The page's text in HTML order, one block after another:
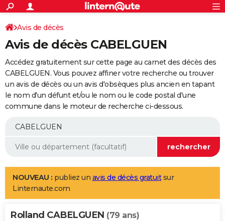
ACTUALITÉS
Politique
Société
Faits Divers
Education
Monde
Villes
+
SPORT
Coupe du monde 2026
Football
Tennis
Cyclisme
Rugby
Forum
Programme TV
TNT
Streaming
Cinéma
Sorties cinéma
Musique
+
FINANCE
Impôts
Immobilier
Risques naturels par ville
Banque
Assurance
Crédit
AUTO
Essais
Réserver un essai
Citadines
Berlines
SUV
Forum auto
+
Mobiles
Meilleur smartphone
Internet
Ordinateurs
Jeux vidéo
Guide high-tech
Aménagement intérieur
LIFESTYLE
Art de vivre
Bien-être
Loisirs
Mode
Modes de vie
Alimentation
Guide de la santé
Maladies
Médicaments
Sommeil
VOYAGE
Avis de décès
Avis de décès CABELGUEN
Accédez gratuitement sur cette page au carnet des décès des
CABELGUEN. Vous pouvez affiner votre recherche ou trouver
un avis de décès ou un avis d'obsèques plus ancien en tapant
le nom d'un défunt et/ou le nom ou le code postal d'une
commune dans le moteur de recherche ci-dessous.
NOUVEAU : publiez un avis de décès gratuitsur
Linternaute.com
Rolland CABELGUEN (79 ans)